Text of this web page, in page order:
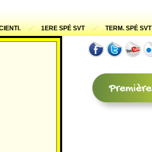
1ERE SPÉ SVT TERM. SPÉ SVT